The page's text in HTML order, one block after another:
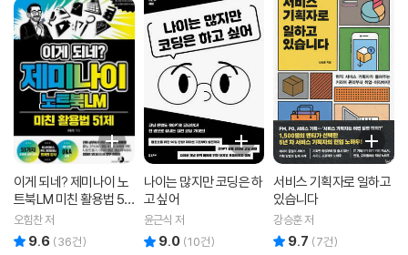
이게 되네? 제미나이 노
트북LM 미친 활용법 51
제
오힘찬 저
9.6 (36건)
나이는 많지만 코딩은 하
고 싶어
윤근식 저
9.0 (10건)
서비스 기획자로 일하고
있습니다
강승훈 저
9.7 (7건)